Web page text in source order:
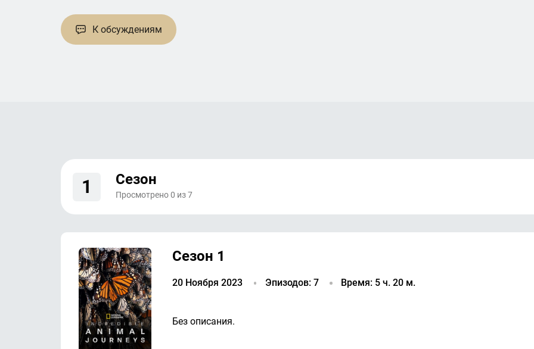
К обсуждениям
1 Сезон
Просмотрено0 из7
Сезон 1
20 Ноября 2023 Эпизодов: 7 Время: 5 ч. 20 м.
Без описания.